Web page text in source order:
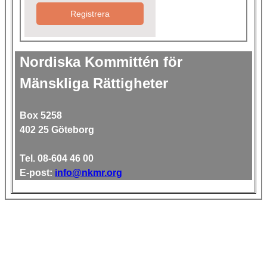
Registrera
Nordiska Kommittén för
Mänskliga Rättigheter
Box 5258
402 25 Göteborg
Tel. 08-604 46 00
E-post: info@nkmr.org